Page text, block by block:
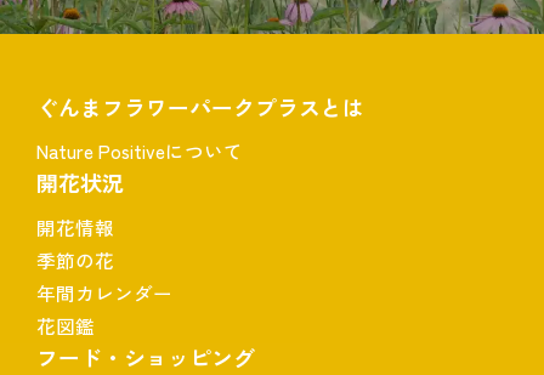
ぐんまフラワーパークプラスとは
Nature Positiveについて
開花状況
開花情報
季節の花
年間カレンダー
花図鑑
フード・ショッピング